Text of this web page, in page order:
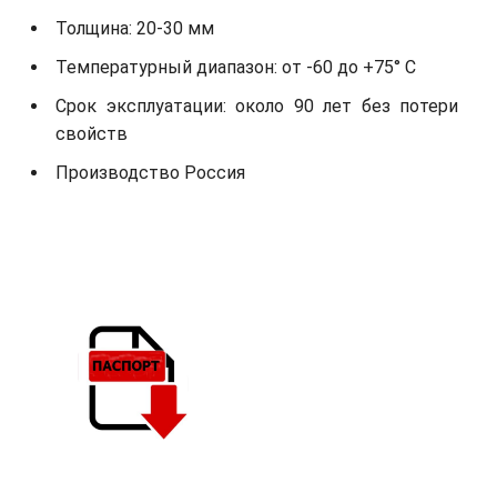
Толщина: 20-30 мм
Температурный диапазон: от -60 до +75° С
Срок эксплуатации: около 90 лет без потери
свойств
Производство Россия